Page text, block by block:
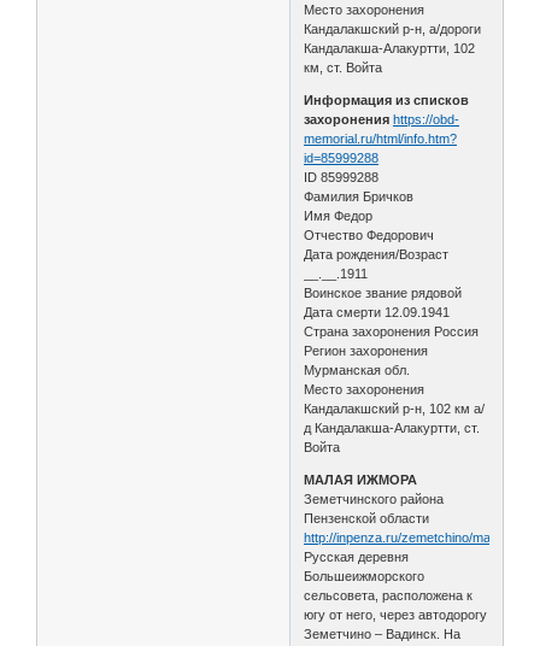
Место захоронения
Кандалакшский р-н, а/дороги
Кандалакша-Алакуртти, 102
км, ст. Войта
Информация из списков
захоронения https://obd-
memorial.ru/html/info.htm?
id=85999288
ID 85999288
Фамилия Бричков
Имя Федор
Отчество Федорович
Дата рождения/Возраст
__.__.1911
Воинское звание рядовой
Дата смерти 12.09.1941
Страна захоронения Россия
Регион захоронения
Мурманская обл.
Место захоронения
Кандалакшский р-н, 102 км а/
д Кандалакша-Алакуртти, ст.
Войта
МАЛАЯ ИЖМОРА
Земетчинского района
Пензенской области
http://inpenza.ru/zemetchino/
Русская деревня
Большеижморского
сельсовета, расположена к
югу от него, через автодорогу
Земетчино – Вадинск. На